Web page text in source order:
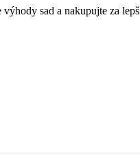
sad a nakupujte za